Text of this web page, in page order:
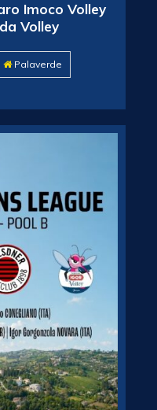
Imoco Volley
Volley
Palaverde